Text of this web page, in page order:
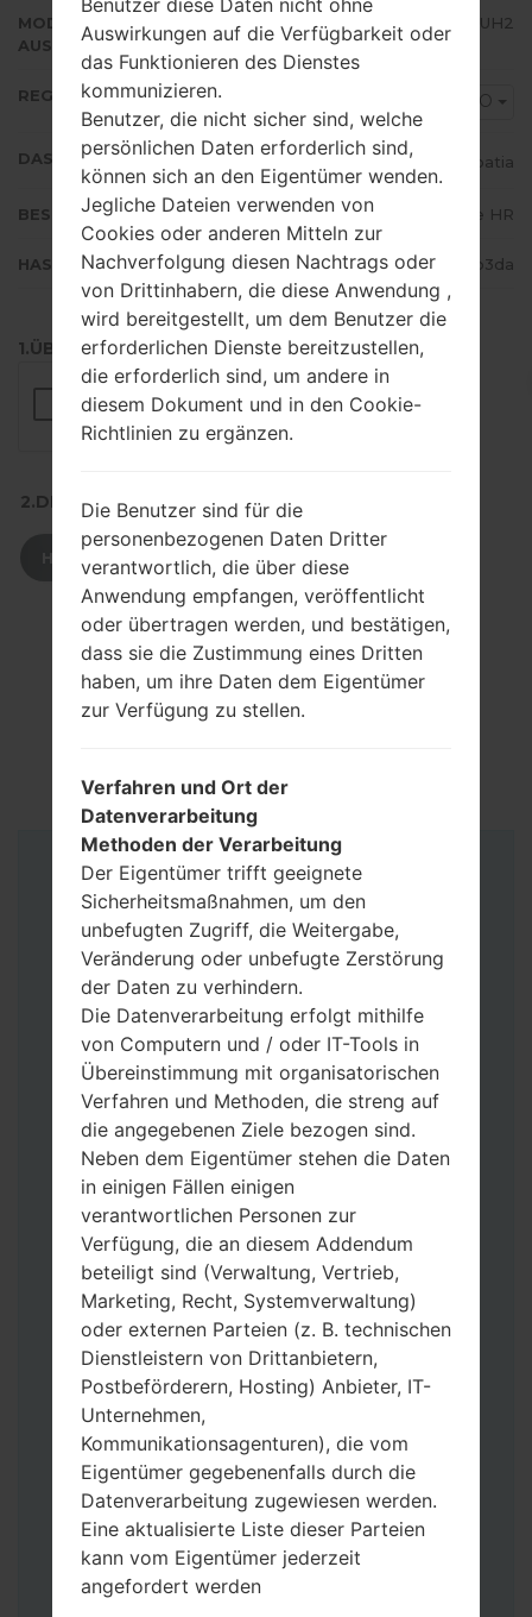
MODEM/CP
AUSFÜHRUNG
N986BXXU3DUH2
REGION CRO
DAS LAND Croatia
BESCHREIBUNG T-Mobile HR
HASH 42a90993c364e4c20ef3249f612b3da
1.ÜBERPRÜFEN SIE AUF RECAPTCHA
2.DRÜCKEN SIE ZUM HERUNTERLADEN
HERUNTERLADEN
Anleitung
Laden Sie auf Ihren PC: Odin 3
Version herunter.
Dann laden Sie die Firmware-Datei
herunter und entpacken Sie sie.
Sie brauchen 1(wählen Sie hier 1 Firmware-
Datei aus) oder 5 (wählen Sie 5 Firmware-
Dateien aus) Firmware-Dateien:
AP: „System & Recovery“
CP: „Modem & Radio“
CSC_***: „Country & Region & Operator“
HOME_CSC_***: „Country & Region &
Operator“
Fügen Sie dem Programm Odin 3 alle
Benutzer diese Daten nicht ohne
Auswirkungen auf die Verfügbarkeit oder
das Funktionieren des Dienstes
kommunizieren.
Benutzer, die nicht sicher sind, welche
persönlichen Daten erforderlich sind,
können sich an den Eigentümer wenden.
Jegliche Dateien verwenden von
Cookies oder anderen Mitteln zur
Nachverfolgung diesen Nachtrags oder
von Drittinhabern, die diese Anwendung ,
wird bereitgestellt, um dem Benutzer die
erforderlichen Dienste bereitzustellen,
die erforderlich sind, um andere in
diesem Dokument und in den Cookie-
Richtlinien zu ergänzen.
Die Benutzer sind für die
personenbezogenen Daten Dritter
verantwortlich, die über diese
Anwendung empfangen, veröffentlicht
oder übertragen werden, und bestätigen,
dass sie die Zustimmung eines Dritten
haben, um ihre Daten dem Eigentümer
zur Verfügung zu stellen.
Verfahren und Ort der
Datenverarbeitung
Methoden der Verarbeitung
Der Eigentümer trifft geeignete
Sicherheitsmaßnahmen, um den
unbefugten Zugriff, die Weitergabe,
Veränderung oder unbefugte Zerstörung
der Daten zu verhindern.
Die Datenverarbeitung erfolgt mithilfe
von Computern und / oder IT-Tools in
Übereinstimmung mit organisatorischen
Verfahren und Methoden, die streng auf
die angegebenen Ziele bezogen sind.
Neben dem Eigentümer stehen die Daten
in einigen Fällen einigen
verantwortlichen Personen zur
Verfügung, die an diesem Addendum
beteiligt sind (Verwaltung, Vertrieb,
Marketing, Recht, Systemverwaltung)
oder externen Parteien (z. B. technischen
Dienstleistern von Drittanbietern,
Postbeförderern, Hosting) Anbieter, IT-
Unternehmen,
Kommunikationsagenturen), die vom
Eigentümer gegebenenfalls durch die
Datenverarbeitung zugewiesen werden.
Eine aktualisierte Liste dieser Parteien
kann vom Eigentümer jederzeit
angefordert werden